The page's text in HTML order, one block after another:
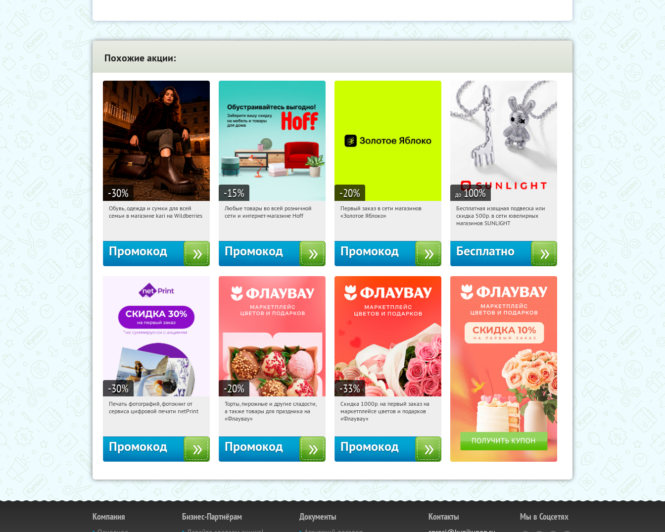
Похожие акции:
-30%
04:45:57 Получили:
Обувь, одежда и сумки для всей
семьи в магазине kari на Wildberries
Промокод
-15%
04:45:57 Получили:
Любые товары во всей розничной
сети и интернет-магазине Hoff
Промокод
-20%
04:45:57
Получи первым!
Первый заказ в сети магазинов
«Золотое Яблоко»
Промокод
до 100%
04:45:57 Получили:
Россия
Бесплатная изящная подвеска или
скидка 500р. в сети ювелирных
магазинов SUNLIGHT
Бесплатно
-30%
04:45:57 Получили:
Печать фотографий, фотокниг от
сервиса цифровой печати netPrint
Промокод
-20%
04:45:57 Получили:
Россия
Торты, пирожные и другие сладости,
а также товары для праздника на
«Флаувау»
Промокод
-33%
04:45:57 Получили:
Россия
Скидка 1000р. на первый заказ на
маркетплейсе цветов и подарков
«Флаувау»
Промокод
Компания Бизнес-Партнёрам Документы Контакты Мы в Соцсетях